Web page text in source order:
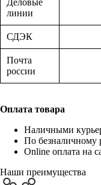
Деловые
линии
СДЭК
Почта
россии
Оплата товара
Наличными
По безналичному
Online оплата на
Наши преимущества